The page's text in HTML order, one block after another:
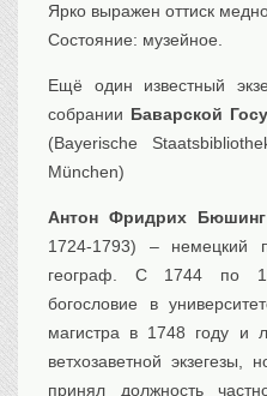
Медицина
Выставочные экспонаты
Досуг
Ярко выражен оттиск
Состояние: музейное.
Ещё один известный
собрании Баварской
(Bayerische
München)
Антон Фридрих Бюшинг
1724-1793) – немецкий
географ. С 1744 по
богословие в
магистра в 1748 году и
ветхозаветной
принял должность